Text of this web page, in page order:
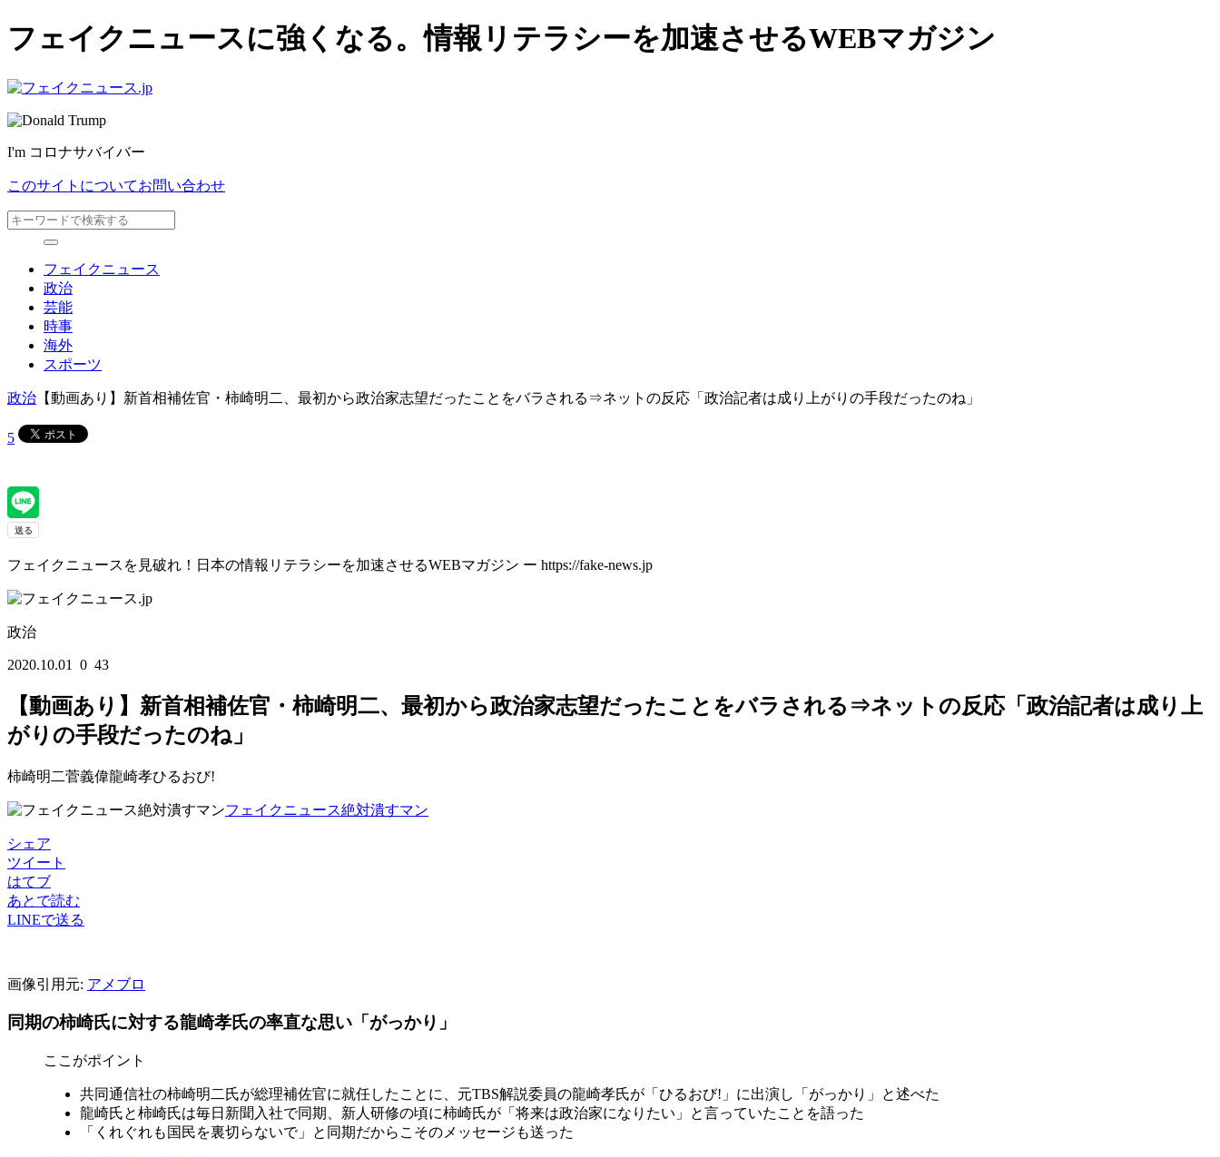
フェイクニュースに強くなる。情報リテラシーを加速させるWEBマガジン
I'm コロナサバイバー
このサイトについてお問い合わせ
フェイクニュース
政治
芸能
時事
海外
スポーツ
政治 【動画あり】新首相補佐官・柿崎明二、最初から政治家志望だったことをバラされる⇒ネットの反応「政治記者は成り上がりの手段だったのね」
5
フェイクニュースを見破れ！日本の情報リテラシーを加速させるWEBマガジン ー https://fake-news.jp
政治
2020.10.01 0 43
【動画あり】新首相補佐官・柿崎明二、最初から政治家志望だったことをバラされる⇒ネットの反応「政治記者は成り上
がりの手段だったのね」
柿崎明二菅義偉龍崎孝ひるおび!
フェイクニュース絶対潰すマン
シェア
ツイート
はてブ
あとで読む
LINEで送る
画像引用元: アメブロ
同期の柿崎氏に対する龍崎孝氏の率直な思い「がっかり」
ここがポイント
共同通信社の柿崎明二氏が総理補佐官に就任したことに、元TBS解説委員の龍崎孝氏が「ひるおび!」に出演し「がっかり」と述べた
龍崎氏と柿崎氏は毎日新聞入社で同期、新人研修の頃に柿崎氏が「将来は政治家になりたい」と言っていたことを語った
「くれぐれも国民を裏切らないで」と同期だからこそのメッセージも送った